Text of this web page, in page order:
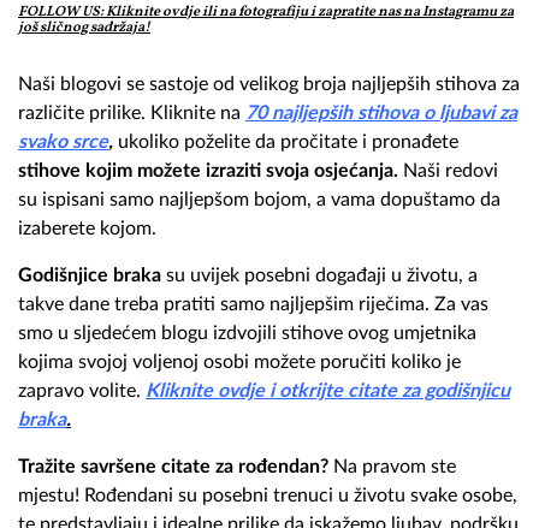
FOLLOW US: Kliknite ovdje ili na fotografiju i zapratite nas na Instagramu za
još sličnog sadržaja!
Naši blogovi se sastoje od velikog broja najljepših stihova za
različite prilike. Kliknite na 70 najljepših stihova o ljubavi za
svako srce, ukoliko poželite da pročitate i pronađete
stihove kojim možete izraziti svoja osjećanja. Naši redovi
su ispisani samo najljepšom bojom, a vama dopuštamo da
izaberete kojom.
Godišnjice braka su uvijek posebni događaji u životu, a
takve dane treba pratiti samo najljepšim riječima. Za vas
smo u sljedećem blogu izdvojili stihove ovog umjetnika
kojima svojoj voljenoj osobi možete poručiti koliko je
zapravo volite. Kliknite ovdje i otkrijte citate za godišnjicu
braka.
Tražite savršene citate za rođendan? Na pravom ste
mjestu! Rođendani su posebni trenuci u životu svake osobe,